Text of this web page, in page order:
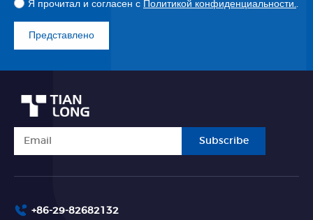
Я прочитал и согласен с Политикой конфиденциальности.
Представлено
Subscribe
+86-29-82682132